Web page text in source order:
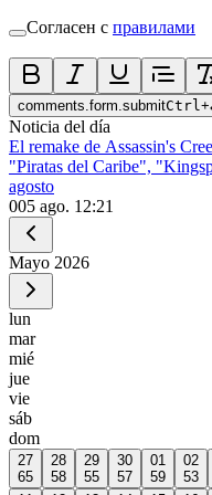
Согласен с правилами
comments.form.submitCtrl +
Noticia del día
El remake de Assassin's
"Piratas del Caribe",
agosto
005 ago. 12:21
Mayo 2026
lun
mar
mié
jue
vie
sáb
dom
27
65
28
58
29
55
30
57
01
59
02
53